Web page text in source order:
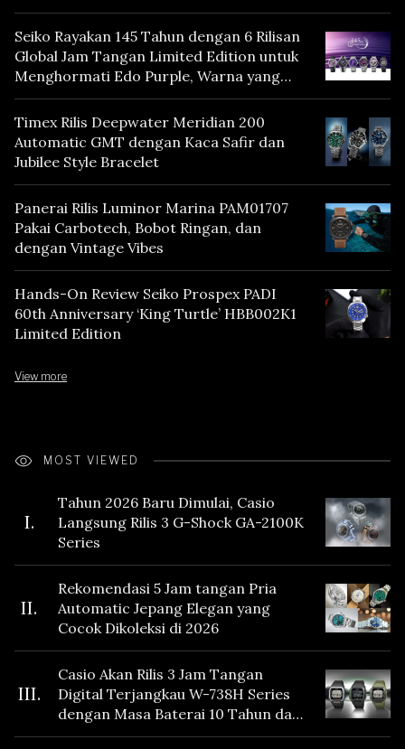
Seiko Rayakan 145 Tahun dengan 6 Rilisan
Global Jam Tangan Limited Edition untuk
Menghormati Edo Purple, Warna yang
Mencerminkan Warisan Tokyo
Timex Rilis Deepwater Meridian 200
Automatic GMT dengan Kaca Safir dan
Jubilee Style Bracelet
Panerai Rilis Luminor Marina PAM01707
Pakai Carbotech, Bobot Ringan, dan
dengan Vintage Vibes
Hands-On Review Seiko Prospex PADI
60th Anniversary ‘King Turtle’ HBB002K1
Limited Edition
View more
MOST VIEWED
I.
Tahun 2026 Baru Dimulai, Casio
Langsung Rilis 3 G-Shock GA-2100K
Series
II.
Rekomendasi 5 Jam tangan Pria
Automatic Jepang Elegan yang
Cocok Dikoleksi di 2026
III.
Casio Akan Rilis 3 Jam Tangan
Digital Terjangkau W-738H Series
dengan Masa Baterai 10 Tahun dan
Fitur Vibration